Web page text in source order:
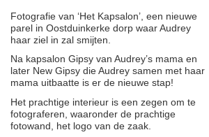
Fotografie van ‘Het Kapsalon’, een nieuwe
parel in Oostduinkerke dorp waar Audrey
haar ziel in zal smijten.
Na kapsalon Gipsy van Audrey’s mama en
later New Gipsy die Audrey samen met haar
mama uitbaatte is er de nieuwe stap!
Het prachtige interieur is een zegen om te
fotograferen, waaronder de prachtige
fotowand, het logo van de zaak.